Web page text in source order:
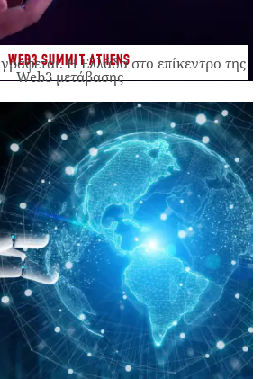
WEB3 SUMMIT ATHENS
Η Ελλάδα στο επίκεντρο της
Web3 μετάβασης